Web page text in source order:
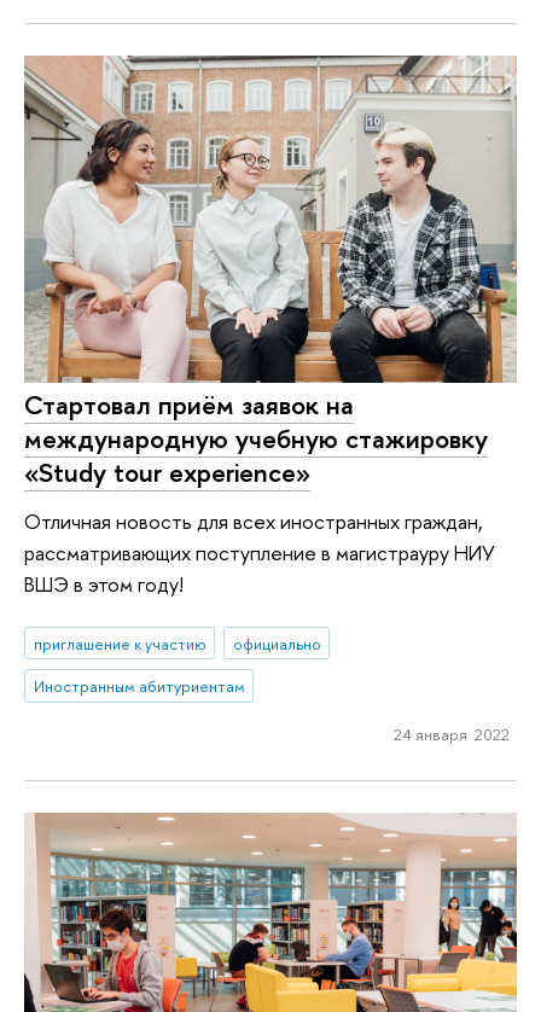
Стартовал приём заявок на
международную учебную стажировку
«Study tour experience»
Отличная новость для всех иностранных граждан,
рассматривающих поступление в магистрауру НИУ
ВШЭ в этом году!
приглашение к участию
официально
Иностранным абитуриентам
24 января 2022